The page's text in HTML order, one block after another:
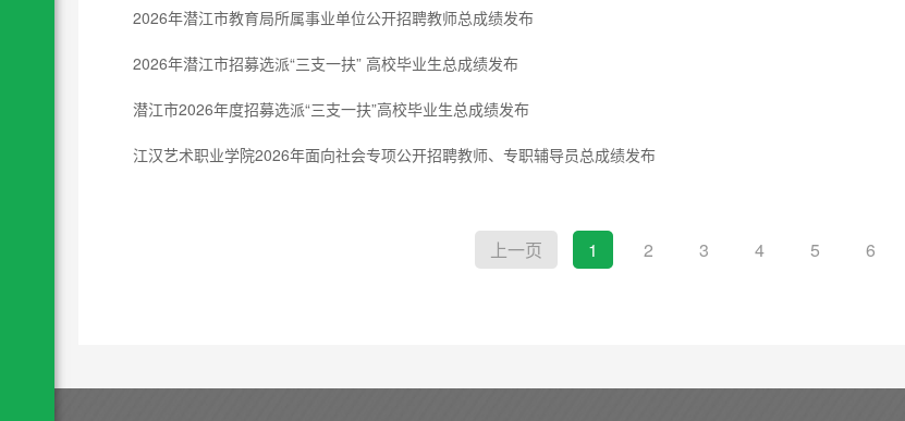
2026年潜江市教育局所属事业单位公开招聘教师总成绩发布
2026年潜江市招募选派“三支一扶” 高校毕业生总成绩发布
潜江市2026年度招募选派“三支一扶”高校毕业生总成绩发布
江汉艺术职业学院2026年面向社会专项公开招聘教师、专职辅导员总成绩发布
上一页 1 2 3 4 5 6